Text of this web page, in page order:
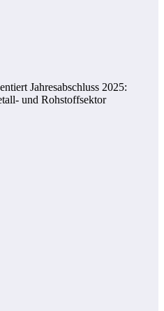
Jahresabschluss 2025:
und Rohstoffsektor